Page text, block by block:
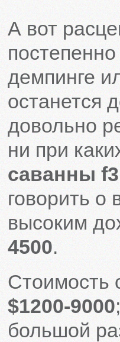
А вот
демпинге
останется
довольно
ни при
саванны
говорить
высоким
4500.
Стоимость
$1200-9000;
большой